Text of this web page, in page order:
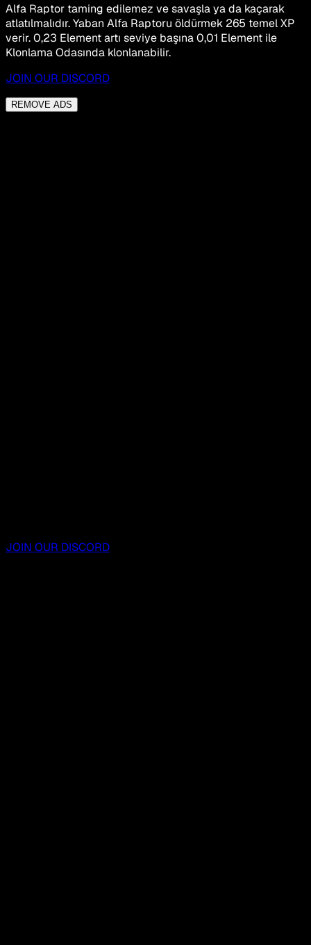
Alfa Raptor taming edilemez ve savaşla ya da kaçarak
atlatılmalıdır. Yaban Alfa Raptoru öldürmek 265 temel XP
verir. 0,23 Element artı seviye başına 0,01 Element ile
Klonlama Odasında klonlanabilir.
JOIN OUR DISCORD
REMOVE ADS
JOIN OUR DISCORD